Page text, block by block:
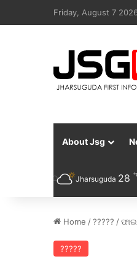
Friday, August 7 2026
About Jsg
Jharsuguda 28
Home /????? /
?????